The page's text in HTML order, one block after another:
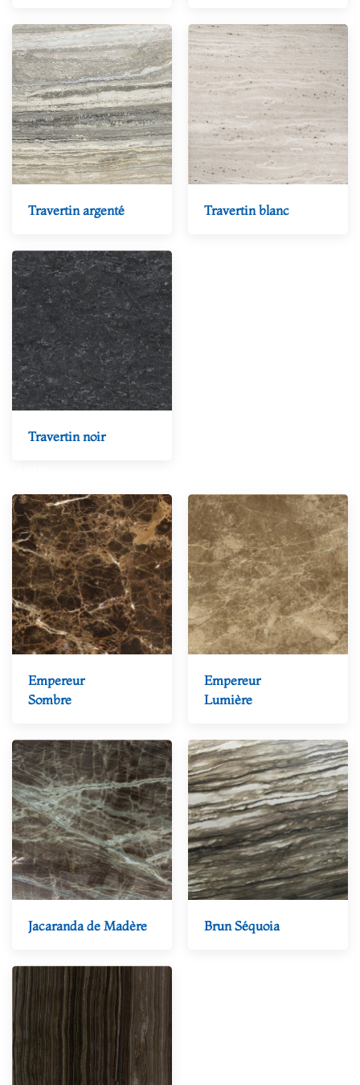
Travertin argenté Travertin blanc
Travertin noir
Empereur
Sombre
Empereur
Lumière
Jacaranda de Madère Brun Séquoia